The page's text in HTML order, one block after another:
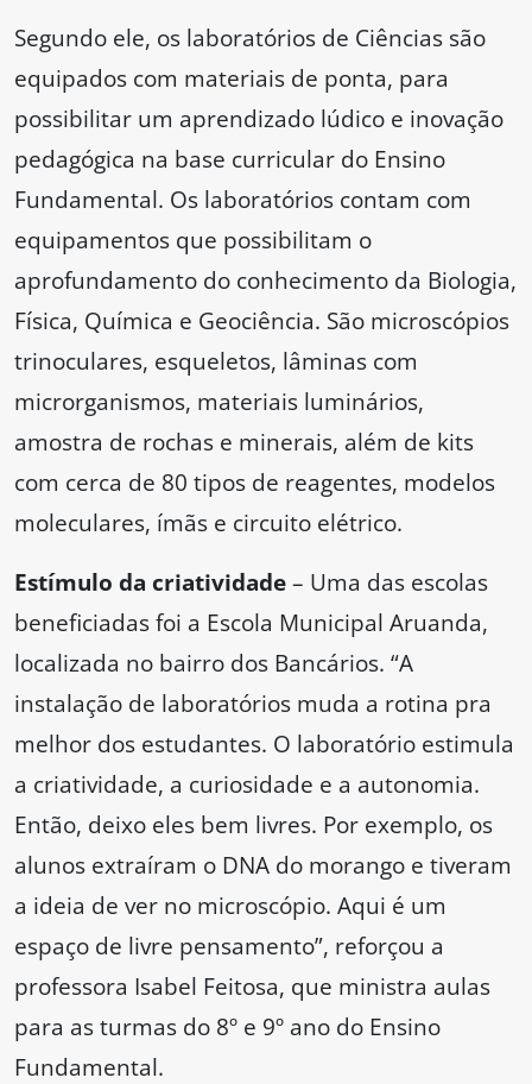
Segundo ele, os laboratórios de Ciências são
equipados com materiais de ponta, para
possibilitar um aprendizado lúdico e inovação
pedagógica na base curricular do Ensino
Fundamental. Os laboratórios contam com
equipamentos que possibilitam o
aprofundamento do conhecimento da Biologia,
Física, Química e Geociência. São microscópios
trinoculares, esqueletos, lâminas com
microrganismos, materiais luminários,
amostra de rochas e minerais, além de kits
com cerca de 80 tipos de reagentes, modelos
moleculares, ímãs e circuito elétrico.
Estímulo da criatividade– Uma das escolas
beneficiadas foi a Escola Municipal Aruanda,
localizada no bairro dos Bancários. “A
instalação de laboratórios muda a rotina pra
melhor dos estudantes. O laboratório estimula
a criatividade, a curiosidade e a autonomia.
Então, deixo eles bem livres. Por exemplo, os
alunos extraíram o DNA do morango e tiveram
a ideia de ver no microscópio. Aqui é um
espaço de livre pensamento”, reforçou a
professora Isabel Feitosa, que ministra aulas
para as turmas do 8º e 9º ano do Ensino
Fundamental.